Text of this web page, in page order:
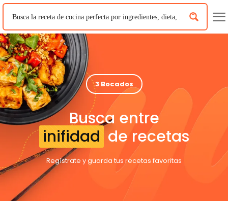
3 Bocados
Busca entre
inifidad de recetas
Regístrate y guarda tus recetas favoritas